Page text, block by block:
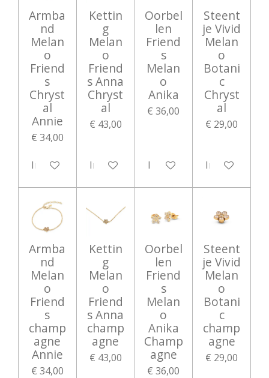
Armba
nd
Melan
o
Friend
s
Chryst
al
Annie
€ 34,00
In winkelwagen
Kettin
g
Melan
o
Friend
s Anna
Chryst
al
€ 43,00
In winkelwagen
Oorbel
len
Friend
s
Melan
o
Anika
€ 36,00
In winkelwagen
Steent
je Vivid
Melan
o
Botani
c
Chryst
al
€ 29,00
In
Armba
nd
Melan
o
Friend
s
champ
agne
Annie
€ 34,00
Kettin
g
Melan
o
Friend
s Anna
champ
agne
€ 43,00
Oorbel
len
Friend
s
Melan
o
Anika
Champ
agne
€ 36,00
Steent
je Vivid
Melan
o
Botani
c
champ
agne
€ 29,00